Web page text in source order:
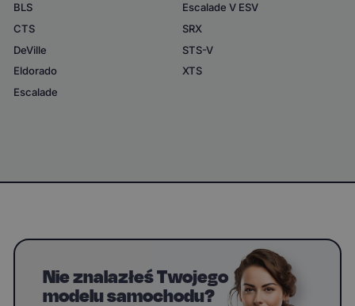
BLS
CTS
DeVille
Eldorado
Escalade
Escalade V ESV
SRX
STS-V
XTS
Nie znalazłeś Twojego
modelu samochodu?